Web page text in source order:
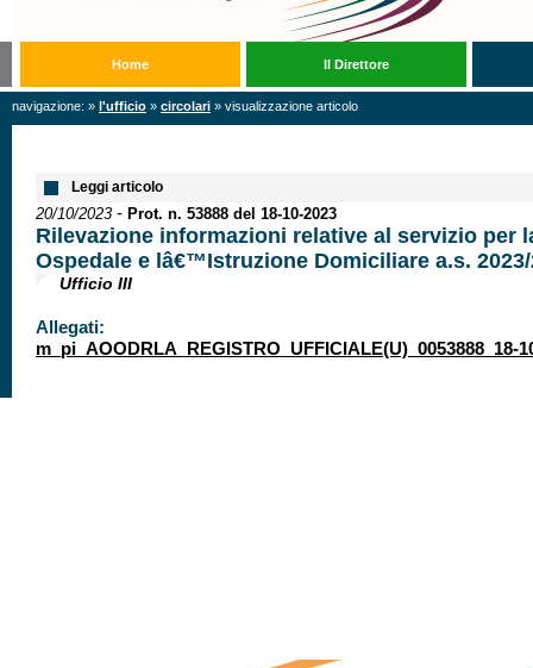
Home Il Direttore
navigazione: » l'ufficio » circolari » visualizzazione articolo
Leggi articolo
20/10/2023 - Prot. n. 53888 del 18-10-2023
Rilevazione informazioni relative al servizio per
Ospedale e lâ€™Istruzione Domiciliare a.s. 2023/
Ufficio III
Allegati:
m_pi_AOODRLA_REGISTRO_UFFICIALE(U)_0053888_18-